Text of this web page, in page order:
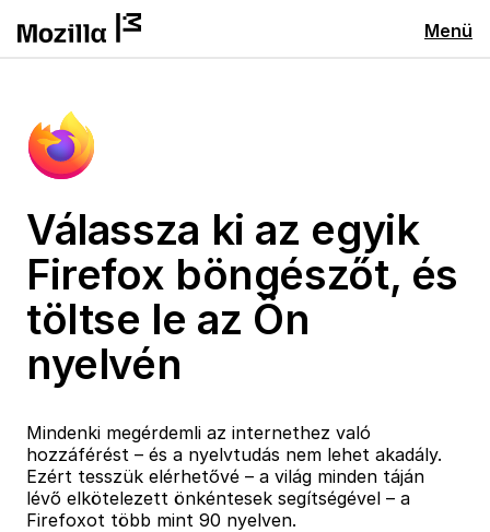
Menü
Válassza ki az egyik
Firefox böngészőt, és
töltse le az Ön
nyelvén
Mindenki megérdemli az internethez való
hozzáférést – és a nyelvtudás nem lehet akadály.
Ezért tesszük elérhetővé – a világ minden táján
lévő elkötelezett önkéntesek segítségével – a
Firefoxot több mint 90 nyelven.